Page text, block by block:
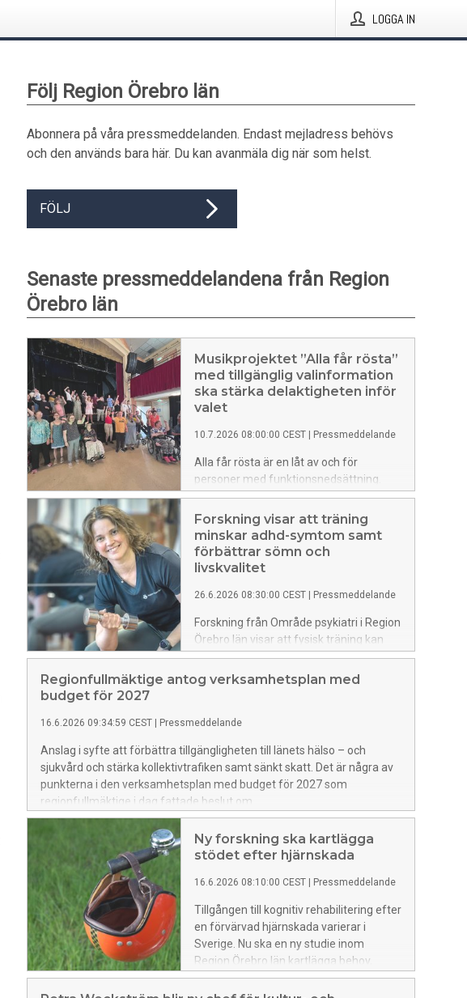
LOGGA IN
Följ Region Örebro län
Abonnera på våra pressmeddelanden. Endast mejladress behövs
och den används bara här. Du kan avanmäla dig när som helst.
FÖLJ
Senaste pressmeddelandena från Region
Örebro län
Musikprojektet ”Alla får rösta”
med tillgänglig valinformation
ska stärka delaktigheten inför
valet
10.7.2026 08:00:00 CEST Pressmeddelande
Alla får rösta är en låt av och för
personer med funktionsnedsättning.
Den ska tillsammans med tillgänglig
valinformation göra det lättare för fler
att delta i valet 2026. Låten är ett
resultat av Region Örebro läns
demokratisatsning till studieförbunden
Forskning visar att träning
minskar adhd-symtom samt
förbättrar sömn och
livskvalitet
26.6.2026 08:30:00 CEST Pressmeddelande
Forskning från Område psykiatri i Region
Örebro län visar att fysisk träning kan
vara en effektiv behandling för vuxna
med adhd. Deltagare som genomförde
ett 12 veckor långt träningsprogram
bättre sömn, ökad livskvalitet och en
påverka sitt mående.
Regionfullmäktige antog verksamhetsplan med
budget för 2027
16.6.2026 09:34:59 CEST Pressmeddelande
Anslag i syfte att förbättra tillgängligheten till länets hälso – och
sjukvård och stärka kollektivtrafiken samt sänkt skatt. Det är några av
punkterna i den verksamhetsplan med budget för 2027 som
regionfullmäktige i dag fattade beslut om.
Ny forskning ska kartlägga
stödet efter hjärnskada
16.6.2026 08:10:00 CEST Pressmeddelande
Tillgången till kognitiv rehabilitering efter
en förvärvad hjärnskada varierar i
Sverige. Nu ska en ny studie inom
Region Örebro län kartlägga behov,
erfarenheter och regionala skillnader.
Målet är att bidra till en mer jämlik